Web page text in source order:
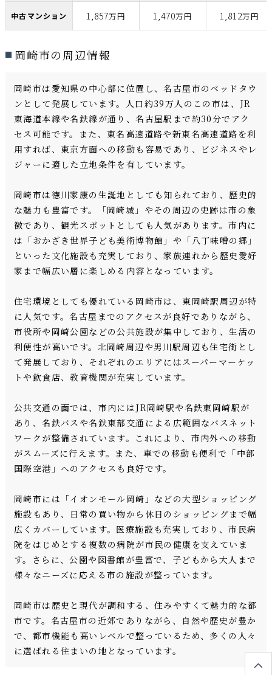
中古マンション 1,857万円 1,470万円 1,812万円
岡崎市の周辺情報
岡崎市は愛知県の中心部に位置し、名古屋市のベッドタウ
ンとして発展しています。人口約39万人のこの市は、JR
東海道本線や名鉄線が通り、名古屋駅まで約30分でアク
セス可能です。また、東名高速道路や新東名高速道路を利
用すれば、東京方面への移動も容易であり、ビジネスやレ
ジャーに適した立地条件を有しています。
岡崎市は徳川家康の生誕地としても知られており、歴史的
な魅力も豊富です。「岡崎城」やその周辺の史跡は市の象
徴であり、観光スポットとしても人気があります。市内に
は「おかざき世界子ども美術博物館」や「八丁味噌の郷」
といった文化施設も充実しており、家族連れから歴史愛好
家まで幅広い層に楽しめる内容となっています。
住宅環境としても優れている岡崎市は、東岡崎駅周辺が特
に人気です。名古屋までのアクセスが良好でありながら、
市役所や岡崎公園などの公共施設が集中しており、生活の
利便性が高いです。北岡崎周辺や男川駅周辺も住宅街とし
て発展しており、それぞれのエリアにはスーパーマーケッ
トや飲食店、教育機関が充実しています。
公共交通の面では、市内にはJR岡崎駅や名鉄東岡崎駅が
あり、名鉄バスや名鉄東部交通による広範囲なバスネット
ワークが整備されています。これにより、市内外への移動
がスムーズに行えます。また、車での移動も便利で「中部
国際空港」へのアクセスも良好です。
岡崎市には「イオンモール岡崎」などの大型ショッピング
施設もあり、日常の買い物から休日のショッピングまで幅
広くカバーしています。医療施設も充実しており、市民病
院をはじめとする複数の病院が市民の健康を支えていま
す。さらに、公園や図書館が豊富で、子どもから大人まで
様々なニーズに応える市の施設が整っています。
岡崎市は歴史と現代が調和する、住みやすくて魅力的な都
市です。名古屋市の近郊でありながら、自然や歴史が豊か
で、都市機能も高いレベルで整っているため、多くの人々
に選ばれる住まいの地となっています。